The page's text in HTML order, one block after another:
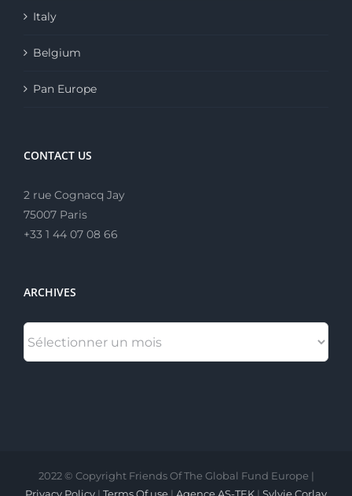
Italy
Belgium
Pan Europe
CONTACT US
2 rue Cognacq Jay
75007 Paris
+33 1 44 07 08 66
ARCHIVES
ARCHIVES
2022 © Copyright Friends Of The Global Fund Europe |